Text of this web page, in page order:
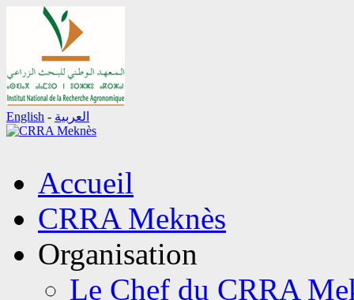
English - العربية
au
contenuAccueil
CRRA Meknès
Organisation
Le Chef du CRRA